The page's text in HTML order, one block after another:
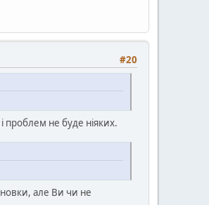
#20
проблем не буде ніяких.
але Ви чи не